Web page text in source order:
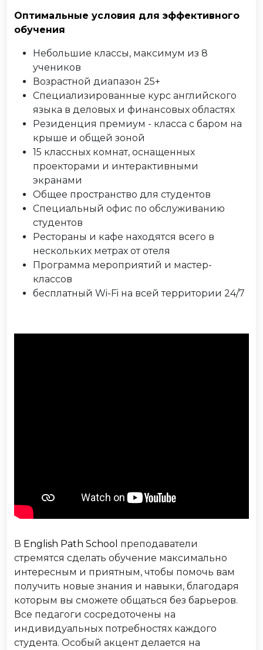
Оптимальные условия для эффективного
обучения
Небольшие классы, максимум из 8
учеников
Возрастной диапазон 25+
Специализированные курс английского
языка в деловых и финансовых областях
Резиденция премиум - класса с баром на
крыше и общей зоной
15 классных комнат, оснащенных
проекторами и интерактивными
экранами
Общее пространство для студентов
Специальный офис по обслуживанию
студентов
Рестораны и кафе находятся всего в
нескольких метрах от отеля
Программа мероприятий и мастер-
классов
бесплатный Wi-Fi на всей территории 24/7
В English Path School преподаватели
стремятся сделать обучение максимально
интересным и приятным, чтобы помочь вам
получить новые знания и навыки, благодаря
которым вы сможете общаться без барьеров.
Все педагоги сосредоточены на
индивидуальных потребностях каждого
студента. Особый акцент делается на